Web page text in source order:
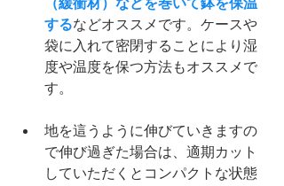
（緩衝材）などを巻いて鉢を保温
するなどオススメです。ケースや
袋に入れて密閉することにより湿
度や温度を保つ方法もオススメで
す。
地を這うように伸びていきますの
で伸び過ぎた場合は、適期カット
していただくとコンパクトな状態